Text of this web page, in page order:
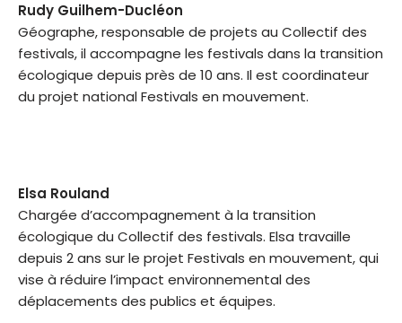
Rudy Guilhem-Ducléon
Géographe, responsable de projets au Collectif des
festivals, il accompagne les festivals dans la transition
écologique depuis près de 10 ans. Il est coordinateur
du projet national Festivals en mouvement.
Elsa Rouland
Chargée d’accompagnement à la transition
écologique du Collectif des festivals. Elsa travaille
depuis 2 ans sur le projet Festivals en mouvement, qui
vise à réduire l’impact environnemental des
déplacements des publics et équipes.